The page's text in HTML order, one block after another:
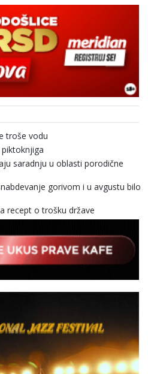
troše vodu
saradnju u oblasti porodične
gorivom i u avgustu bilo
recept o trošku države